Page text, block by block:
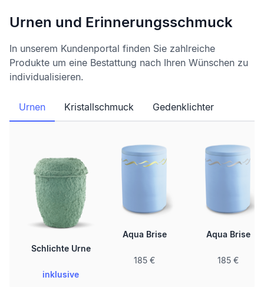
Urnen und Erinnerungsschmuck
In unserem Kundenportal finden Sie zahlreiche
Produkte um eine Bestattung nach Ihren Wünschen zu
individualisieren.
Urnen Kristallschmuck Gedenklichter
Schlichte Urne
inklusive
Aqua Brise
185 €
Aqua Brise
185 €